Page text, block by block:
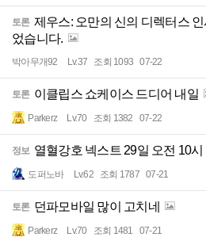
토론 제우스: 오만의 신의 디렉터스
었습니다.
박아무개92 Lv.37 조회 1093 07-22
토론 이클립스 쇼케이스 드디어 내일
Parkerz Lv.70 조회 1382 07-22
정보 열혈강호 넥스트 29일 오전 10시
도퍼노바 Lv.62 조회 1787 07-21
토론 던파모바일 많이 고치네
Parkerz Lv.70 조회 1481 07-21